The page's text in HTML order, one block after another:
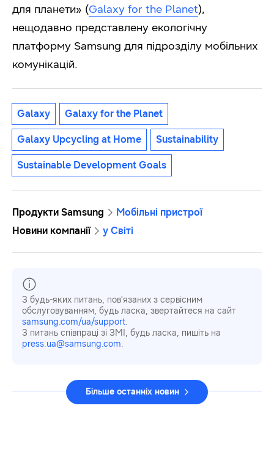
для планети» (Galaxy for the Planet),
нещодавно представлену екологічну
платформу Samsung для підрозділу мобільних
комунікацій.
Galaxy Galaxy for the Planet
Galaxy Upcycling at Home Sustainability
Sustainable Development Goals
Продукти Samsung
Мобільні пристрої
Новини компанії
у Світі
З будь-яких питань, пов'язаних з сервісним
обслуговуванням, будь ласка, звертайтеся на сайт
samsung.com/ua/support.
З питань співпраці зі ЗМІ, будь ласка, пишіть на
press.ua@samsung.com.
Більше останніх новин